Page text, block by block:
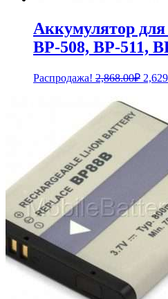
Аккумулятор
BP-508, BP-511,
Распродажа! 2,868.00₽